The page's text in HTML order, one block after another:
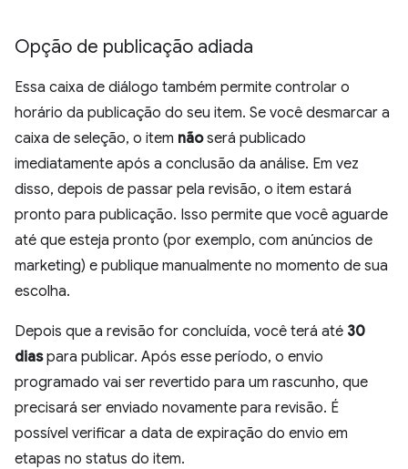
Opção de publicação adiada
Essa caixa de diálogo também permite controlar o
horário da publicação do seu item. Se você desmarcar a
caixa de seleção, o item nãoserá publicado
imediatamente após a conclusão da análise. Em vez
disso, depois de passar pela revisão, o item estará
pronto para publicação. Isso permite que você aguarde
até que esteja pronto (por exemplo, com anúncios de
marketing) e publique manualmente no momento de sua
escolha.
Depois que a revisão for concluída, você terá até 30
diaspara publicar. Após esse período, o envio
programado vai ser revertido para um rascunho, que
precisará ser enviado novamente para revisão. É
possível verificar a data de expiração do envio em
etapas no status do item.